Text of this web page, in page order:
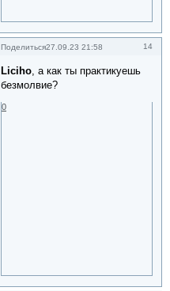
Поделиться 14
27.09.23 21:58
Liciho , а как ты практикуешь
безмолвие?
0